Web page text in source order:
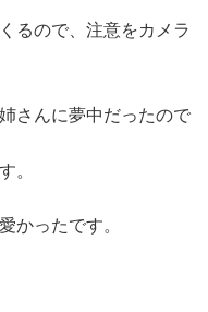
るので、注意をカメラ
さんに夢中だったので
。
かったです。